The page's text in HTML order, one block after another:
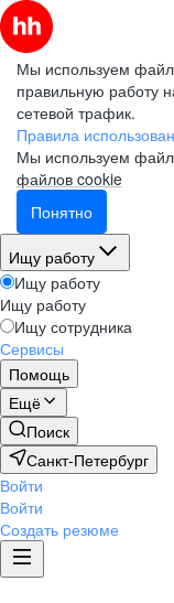
Мы используем
правильную работу
сетевой трафик.
Правила
Мы используем
файлов cookie
Понятно
Ищу работу
Ищу работу
Ищу работу
Ищу сотрудника
Сервисы
Помощь
Ещё
Поиск
Санкт-Петербург
Войти
Войти
Создать резюме